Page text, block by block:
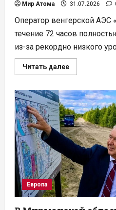
Мир Атома 31.07.2026
Оператор венгерской АЭС
течение 72 часов
из-за рекордно низкого
Читать далееПрочитать
больше
и
Румыния
АЭС
из-
за
рекордного
обмеления
Дуная
Европа